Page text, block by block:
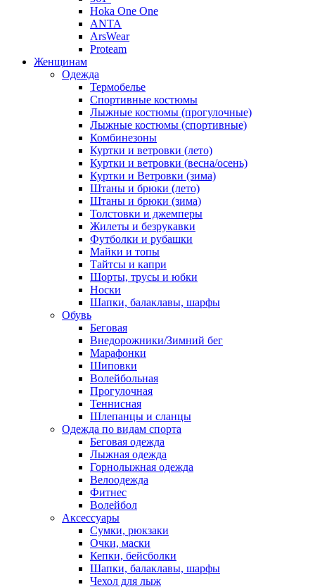
Hoka One One
ANTA
ArsWear
Proteam
Женщинам
Одежда
Термобелье
Спортивные костюмы
Лыжные костюмы (прогулочные)
Лыжные костюмы (спортивные)
Комбинезоны
Куртки и ветровки (лето)
Куртки и ветровки (весна/осень)
Куртки и Ветровки (зима)
Штаны и брюки (лето)
Штаны и брюки (зима)
Толстовки и джемперы
Жилеты и безрукавки
Футболки и рубашки
Майки и топы
Тайтсы и капри
Шорты, трусы и юбки
Носки
Шапки, балаклавы, шарфы
Обувь
Беговая
Внедорожники/Зимний бег
Марафонки
Шиповки
Волейбольная
Прогулочная
Теннисная
Шлепанцы и сланцы
Одежда по видам спорта
Беговая одежда
Лыжная одежда
Горнолыжная одежда
Велоодежда
Фитнес
Волейбол
Аксессуары
Сумки, рюкзаки
Очки, маски
Кепки, бейсболки
Шапки, балаклавы, шарфы
Чехол для лыж